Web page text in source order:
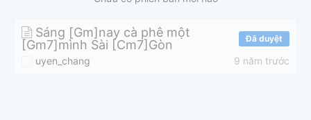
Sáng [Gm]nay cà phê một
[Gm7]mình Sài [Cm7]Gòn
Đã duyệt
uyen_chang 9 năm trước